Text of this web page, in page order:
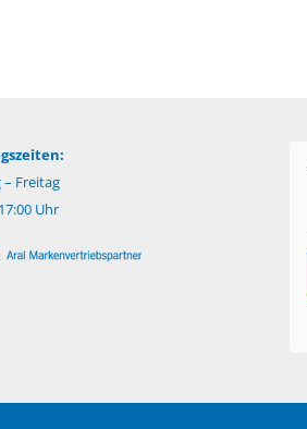
Freitag
Uhr